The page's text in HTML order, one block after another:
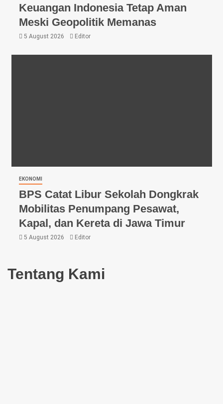
Keuangan Indonesia Tetap Aman
Meski Geopolitik Memanas
5 August 2026 Editor
EKONOMI
BPS Catat Libur Sekolah Dongkrak
Mobilitas Penumpang Pesawat,
Kapal, dan Kereta di Jawa Timur
5 August 2026 Editor
Tentang Kami